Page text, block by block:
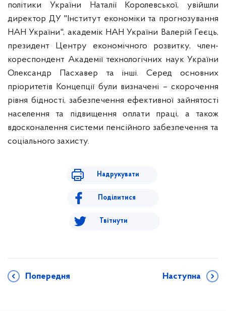
політики України Наталії Королевської, увійшли
директор ДУ "Інститут економіки та прогнозування
НАН України", академік НАН України Валерій Геєць,
президент Центру економічного розвитку, член-
кореспондент Академії технологічних наук України
Олександр Пасхавер та інші. Серед основних
пріоритетів Концепції були визначені – скорочення
рівня бідності, забезпечення ефективної зайнятості
населення та підвищення оплати праці, а також
вдосконалення системи пенсійного забезпечення та
соціального захисту.
Надрукувати
Поділитися
Твітнути
Попередня Наступна